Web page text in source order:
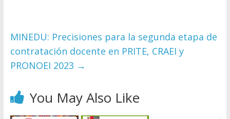
MINEDU: Precisiones para la segunda etapa de
contratación docente en PRITE, CRAEI y
PRONOEI 2023 →
You May Also Like